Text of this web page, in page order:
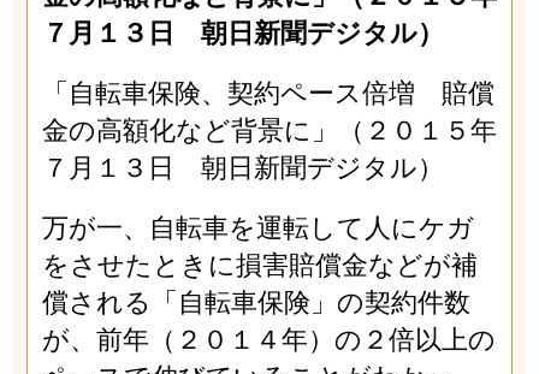
７月１３日 朝日新聞デジタル）
「自転車保険、契約ペース倍増 賠償
金の高額化など背景に」（２０１５年
７月１３日 朝日新聞デジタル）
万が一、自転車を運転して人にケガ
をさせたときに損害賠償金などが補
償される「自転車保険」の契約件数
が、前年（２０１４年）の２倍以上の